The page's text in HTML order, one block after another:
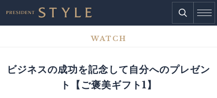
WATCH
ビジネスの成功を記念して自分へのプレゼン
ト【ご褒美ギフト1】